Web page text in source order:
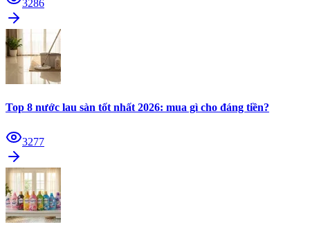
3286
Top 8 nước lau sàn tốt nhất 2026: mua gì cho đáng tiền?
3277